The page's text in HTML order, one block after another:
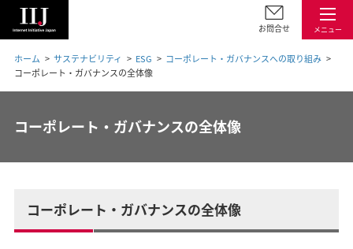
メニュー
お問合せ
ホーム サステナビリティ ESG
コーポレート・ガバナンスへの取り組み
コーポレート・ガバナンスの全体像
コーポレート・ガバナンスの全体像
コーポレート・ガバナンスの全体像